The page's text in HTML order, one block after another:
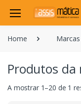
Home Marcas
Produtos
A mostrar 1–20 de 1